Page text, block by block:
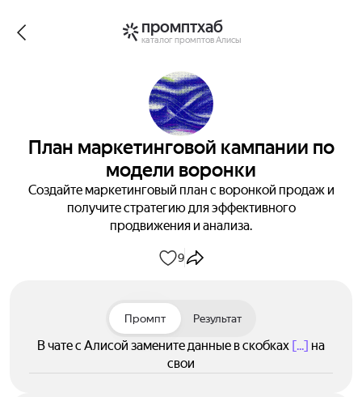
промптхаб
каталог промптов Алисы
План маркетинговой кампании по
модели воронки
Создайте маркетинговый план с воронкой продаж и
получите стратегию для эффективного
продвижения и анализа.
9
Промпт Результат
В чате с Алисой замените данные в скобках [...] на
свои